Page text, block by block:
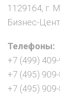
1129164, г.
Бизнес-
Телефоны:
+7 (499)
+7 (495)
+7 (495)